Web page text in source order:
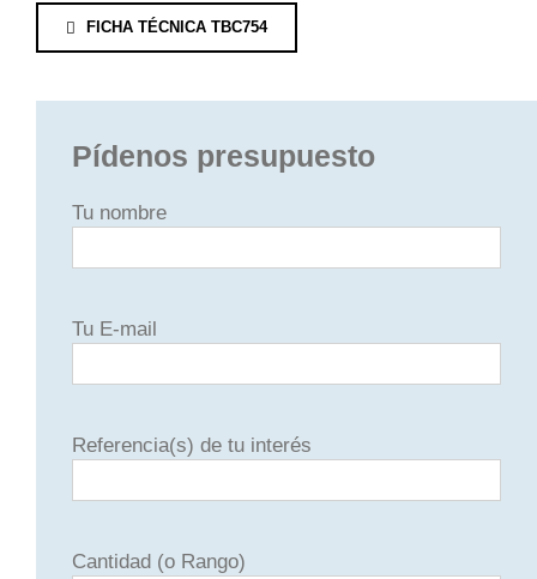
FICHA TÉCNICA TBC754
Pídenos presupuesto
Tu nombre
Tu E-mail
Referencia(s) de tu interés
Cantidad (o Rango)